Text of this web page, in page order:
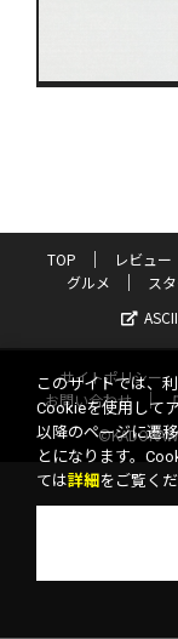
TOP レビュー
グルメ
ス
サイトポリシー
お問い合わせ
このサイトでは、
Cookieを使用して
以降のページに遷
とになります。
ては詳細 をご覧くだ